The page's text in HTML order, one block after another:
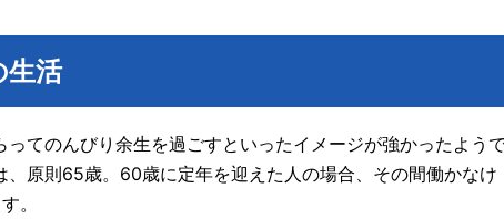
生活
てのんびり余生を過ごすといったイメージが強かったよう
原則65歳。60歳に定年を迎えた人の場合、その間働かなけ
。